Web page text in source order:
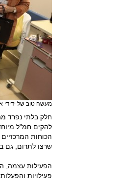
מעשה טוב של ידידי
חלק בלתי נפרד
להקים חמ"ל
הכוחות
שרצו לתרום, גם
הפעילות עצמה,
פעילויות